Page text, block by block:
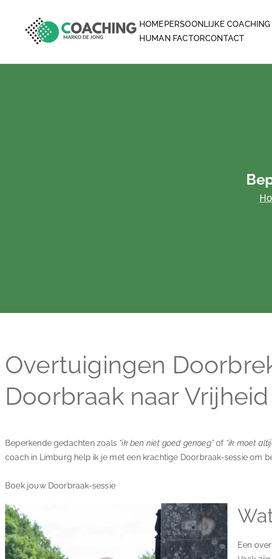
MARKO DE JONG COACHING
COACHING
HOME PERSOONLIJKE COACHING
HUMAN FACTORCONTACT
Overtuigingen
Doorbraak naar Vrijheid
Beperkende gedachten zoals “ik ben niet goed genoeg”of “ik moet
coach in Limburg help ik je met een krachtige Doorbraak-sessie om
Boek jouw Doorbraak-sessie
Een